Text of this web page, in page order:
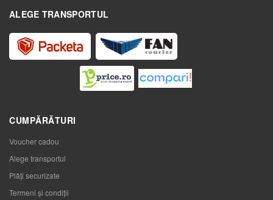
ALEGE TRANSPORTUL
CUMPĂRĂTURI
Voucher cadou
Alege transportul
Plăți securizate
Termeni și condiții